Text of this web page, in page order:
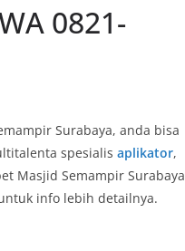
0821-
Surabaya, anda bisa
spesialis aplikator,
Masjid Semampir Surabaya
info lebih detailnya.